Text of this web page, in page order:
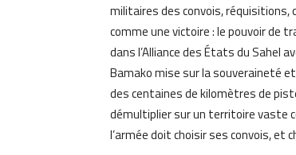
militaires des convois,
comme une victoire : le pouvoir de
dans l’Alliance des États du Sahel
Bamako mise sur la souveraineté
des centaines de kilomètres de
démultiplier sur un territoire vaste
l’armée doit choisir ses convois, et